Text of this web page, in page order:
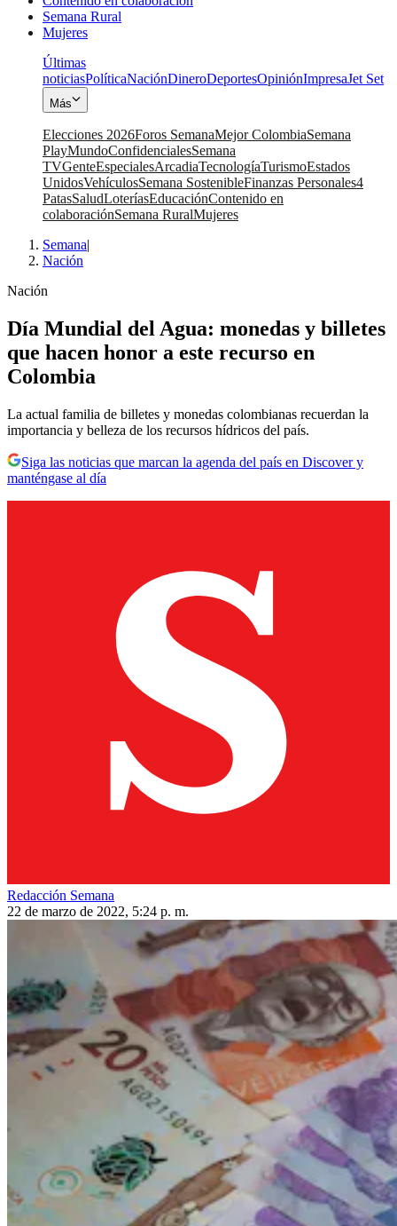
Semana Rural
Mujeres
Últimas
noticiasPolíticaNaciónDineroDeportesOpiniónImpresaJet Set
Más
Elecciones 2026Foros SemanaMejor ColombiaSemana
PlayMundoConfidencialesSemana
TVGenteEspecialesArcadiaTecnologíaTurismoEstados
UnidosVehículosSemana SostenibleFinanzas Personales4
PatasSaludLoteríasEducaciónContenido en
colaboraciónSemana RuralMujeres
Semana|
Nación
Nación
Día Mundial del Agua: monedas y billetes
que hacen honor a este recurso en
Colombia
La actual familia de billetes y monedas colombianas recuerdan la
importancia y belleza de los recursos hídricos del país.
Siga las noticias que marcan la agenda del país en Discover y
manténgase al día
Redacción Semana
22 de marzo de 2022, 5:24 p. m.